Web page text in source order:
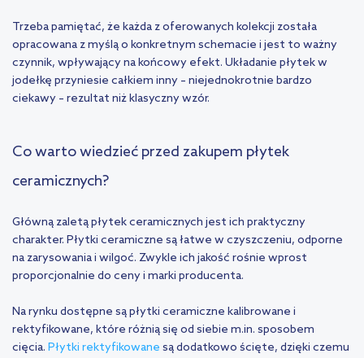
Trzeba pamiętać, że każda z oferowanych kolekcji została
opracowana z myślą o konkretnym schemacie i jest to ważny
czynnik, wpływający na końcowy efekt. Układanie płytek w
jodełkę przyniesie całkiem inny – niejednokrotnie bardzo
ciekawy – rezultat niż klasyczny wzór.
Co warto wiedzieć przed zakupem płytek
ceramicznych?
Główną zaletą płytek ceramicznych jest ich praktyczny
charakter. Płytki ceramiczne są łatwe w czyszczeniu, odporne
na zarysowania i wilgoć. Zwykle ich jakość rośnie wprost
proporcjonalnie do ceny i marki producenta.
Na rynku dostępne są płytki ceramiczne kalibrowane i
rektyfikowane, które różnią się od siebie m.in. sposobem
cięcia. Płytki rektyfikowane są dodatkowo ścięte, dzięki czemu